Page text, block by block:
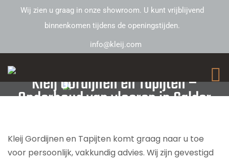
Wij zien u graag in onze showroom. U kunt vrijblijvend
binnenkomen tijdens de openingstijden.
info@kleij.com
Kleij Gordijnen en Tapijten –
Onderhoud van vloeren in Galder
Kleij Gordijnen en Tapijten komt graag naar u toe
voor persoonlijk, vakkundig advies. Wij zijn gevestigd